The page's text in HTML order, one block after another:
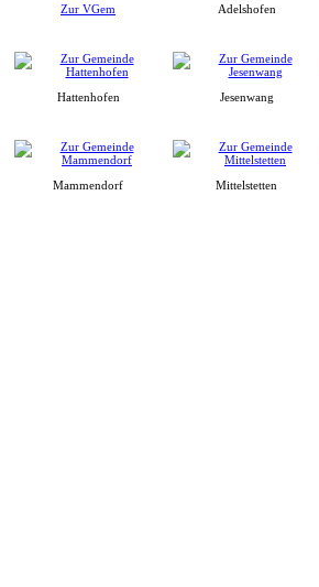
Zur VGem Adelshofen
Hattenhofen Jesenwang
Mammendorf Mittelstetten